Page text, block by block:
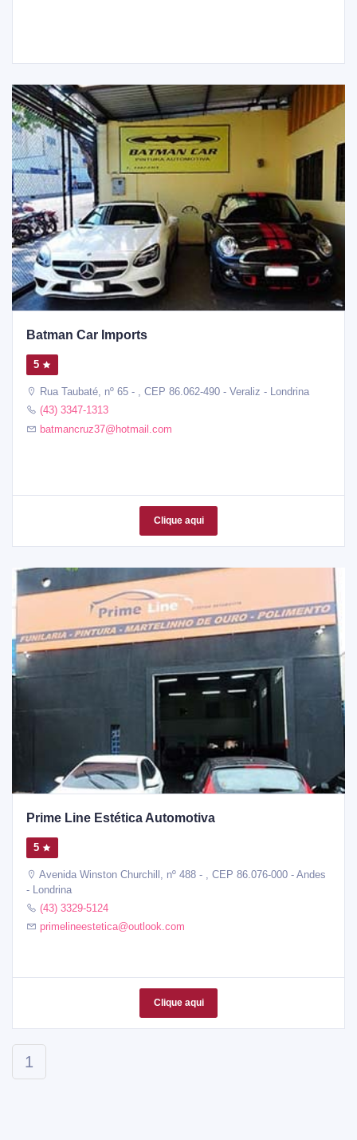
Batman Car Imports
5
Rua Taubaté, nº 65 - , CEP 86.062-490 - Veraliz - Londrina
(43) 3347-1313
batmancruz37@hotmail.com
Clique aqui
Prime Line Estética Automotiva
5
Avenida Winston Churchill, nº 488 - , CEP 86.076-000 - Andes
- Londrina
(43) 3329-5124
primelineestetica@outlook.com
Clique aqui
1